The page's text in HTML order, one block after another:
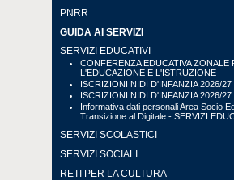
PNRR
GUIDA AI SERVIZI
SERVIZI EDUCATIVI
CONFERENZA EDUCATIVA ZONALE
L'EDUCAZIONE E L'ISTRUZIONE
ISCRIZIONI NIDI D'INFANZIA 2026/27
ISCRIZIONI NIDI D'INFANZIA 2026/27
Informativa dati personali Area Socio
Transizione al Digitale - SERVIZI
SERVIZI SCOLASTICI
SERVIZI SOCIALI
RETI PER LA CULTURA